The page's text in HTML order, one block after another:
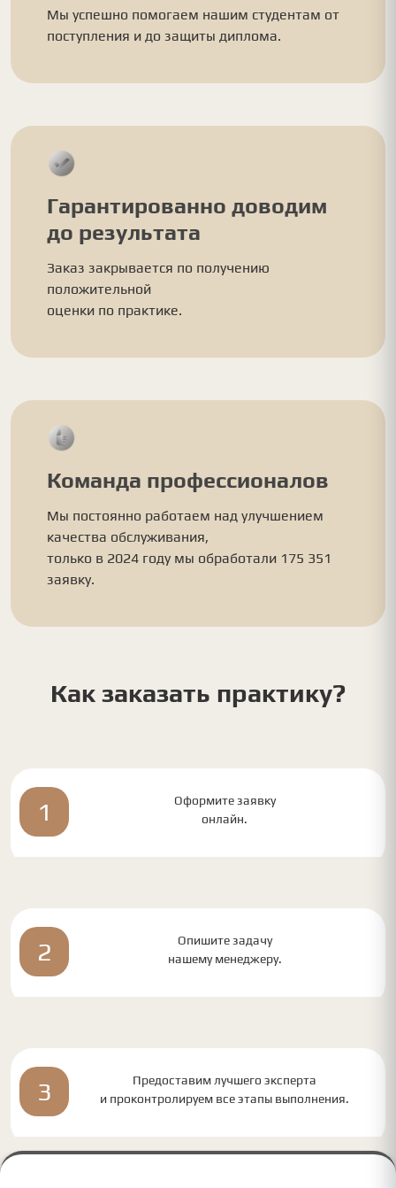
Мы успешно помогаем нашим студентам от
поступления и до защиты диплома.
Гарантированно доводим
до результата
Заказ закрывается по получению
положительной
оценки по практике.
Команда профессионалов
Мы постоянно работаем над улучшением
качества обслуживания,
только в 2024 году мы обработали 175 351
заявку.
Как заказать практику?
1
Оформите заявку
онлайн.
2
Опишите задачу
нашему менеджеру.
3
Предоставим лучшего эксперта
и проконтролируем все этапы выполнения.